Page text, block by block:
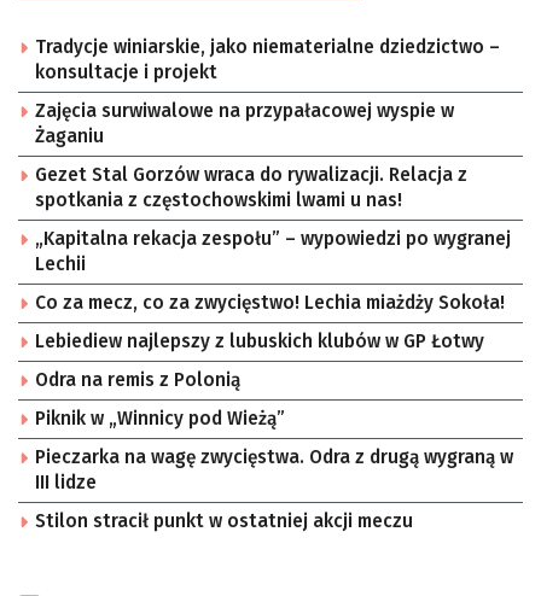
Tradycje winiarskie, jako niematerialne dziedzictwo –
konsultacje i projekt
Zajęcia surwiwalowe na przypałacowej wyspie w
Żaganiu
Gezet Stal Gorzów wraca do rywalizacji. Relacja z
spotkania z częstochowskimi lwami u nas!
„Kapitalna rekacja zespołu” – wypowiedzi po wygranej
Lechii
Co za mecz, co za zwycięstwo! Lechia miażdży Sokoła!
Lebiediew najlepszy z lubuskich klubów w GP Łotwy
Odra na remis z Polonią
Piknik w „Winnicy pod Wieżą”
Pieczarka na wagę zwycięstwa. Odra z drugą wygraną w
III lidze
Stilon stracił punkt w ostatniej akcji meczu